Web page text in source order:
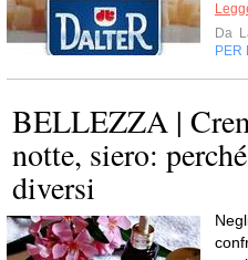
Da
PER
BELLEZZA |
notte, siero:
diversi